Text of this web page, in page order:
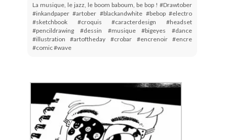
La musique, le jazz, le boom baboum, be bop ! #Drawtober
#inkandpaper #artober #blackandwhite #bebop #electro
#sketchbook #croquis #caracterdesign #headset
#pencildrawing #dessin #musique #bigeyes #dance
#illustration #artoftheday #crobar #encrenoir #encre
#comic #wave